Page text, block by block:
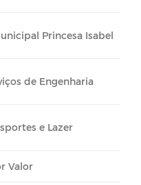
Princesa Isabel
de Engenharia
e Lazer
Valor